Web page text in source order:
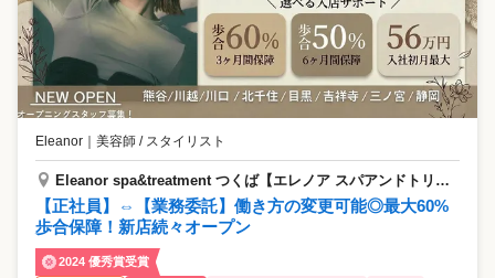
Eleanor ｜ 美容師 / スタイリスト
Eleanor spa&treatment つくば【エレノア スパアンドトリートメント】
【正社員】⇔【業務委託】働き方の変更可能◎最大60%
歩合保障！新店続々オープン
2024 優秀賞受賞